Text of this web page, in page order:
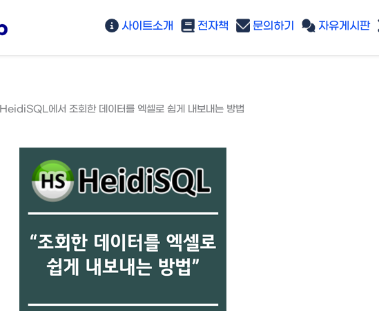
사이트소개 전자책 문의하기 자유게시판
HeidiSQL에서 조회한 데이터를 엑셀로 쉽게 내보내는 방법